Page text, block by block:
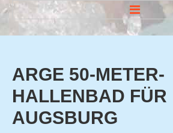
Zirbelnuss-Schwimmen
ARGE 50-Meter-Hallenbad
VEREIN
ARGE 50-METER-
HALLENBAD FÜR
AUGSBURG